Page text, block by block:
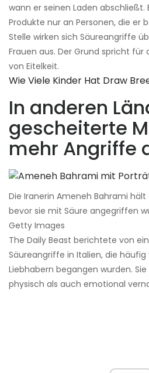
wann er seinen Laden
Produkte nur an Personen, die er
Stelle wirken sich Säureangriffe
Frauen aus. Der Grund spricht
von Eitelkeit.
Wie Viele Kinder Hat Draw
In anderen
gescheiterte
mehr Angriffe
Die Iranerin Ameneh Bahrami
bevor sie mit Säure angegriffen
Getty Images
The Daily Beast berichtete von
Säureangriffe in Italien, die
Liebhabern begangen wurden.
physisch als auch emotional